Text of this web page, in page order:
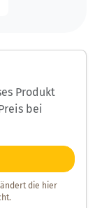
Produkt
bei
die hier